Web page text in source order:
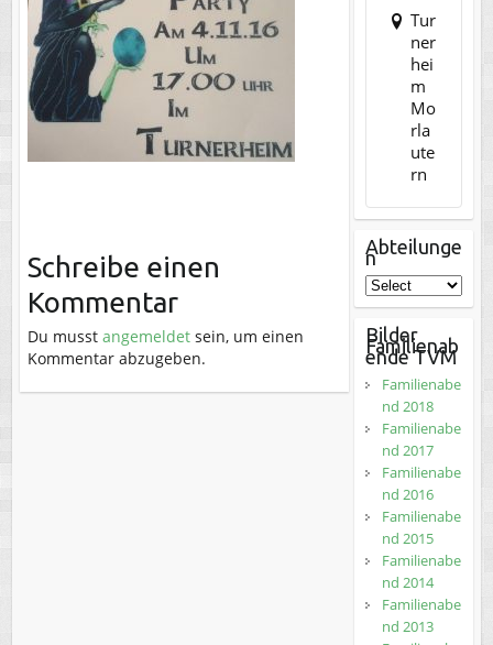
Schreibe einen
Kommentar
Du musstangemeldet sein, um einen
Kommentar abzugeben.
Tur
ner
hei
m
Mo
rla
ute
rn
Abteilunge
n
Bilder
Familienab
ende TVM
Familienabe
nd 2018
Familienabe
nd 2017
Familienabe
nd 2016
Familienabe
nd 2015
Familienabe
nd 2014
Familienabe
nd 2013